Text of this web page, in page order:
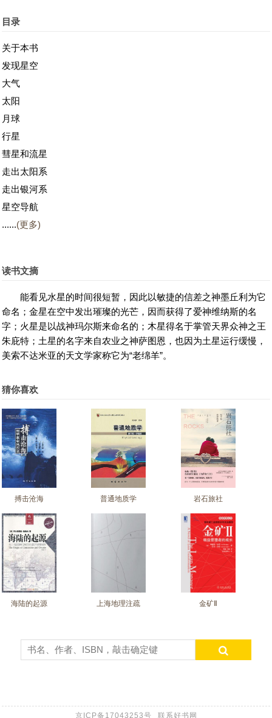
目录
关于本书
发现星空
大气
太阳
月球
行星
彗星和流星
走出太阳系
走出银河系
星空导航
......(更多)
读书文摘
能看见水星的时间很短暂，因此以敏捷的信差之神墨丘利为它
命名；金星在空中发出璀璨的光芒，因而获得了爱神维纳斯的名
字；火星是以战神玛尔斯来命名的；木星得名于掌管天界众神之王
朱庇特；土星的名字来自农业之神萨图恩，也因为土星运行缓慢，
美索不达米亚的天文学家称它为“老绵羊”。
猜你喜欢
搏击沧海 普通地质学 岩石旅社
海陆的起源 上海地理注疏 金矿Ⅱ
京ICP备17043253号 联系好书网